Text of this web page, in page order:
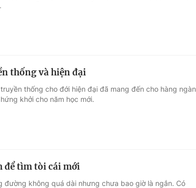
cuộc sống
thống và hiện đại
thống cho đới hiện đại đã mang đến cho hàng ngàn
khởi cho năm học mới.
để tìm tòi cái mới
đường không quá dài nhưng chưa bao giờ là ngắn. Có